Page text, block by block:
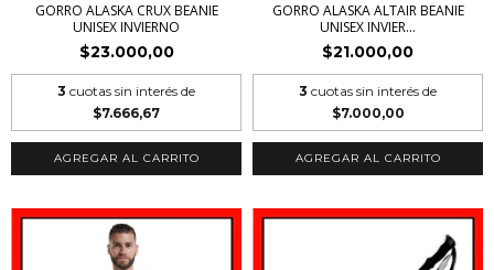
GORRO ALASKA CRUX BEANIE
UNISEX INVIERNO
$23.000,00
3 cuotas sin interés de
$7.666,67
AGREGAR AL CARRITO
GORRO ALASKA ALTAIR BEANIE
UNISEX INVIER...
$21.000,00
3 cuotas sin interés de
$7.000,00
AGREGAR AL CARRITO